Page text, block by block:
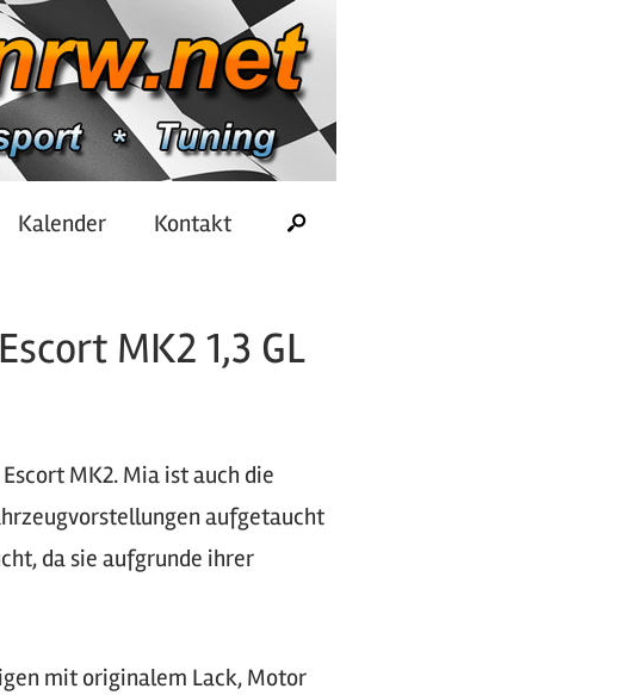
Kalender Kontakt
MK2 1,3 GL
MK2. Mia ist auch die
aufgetaucht
da sie aufgrunde ihrer
mit originalem Lack, Motor